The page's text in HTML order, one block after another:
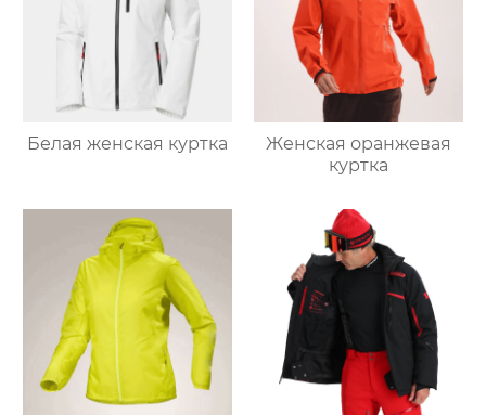
Белая женская куртка
Женская оранжевая
куртка